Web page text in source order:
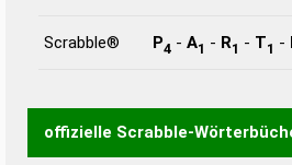
Scrabble® P4 - A1 - R1 - T1 -
offizielle Scrabble-